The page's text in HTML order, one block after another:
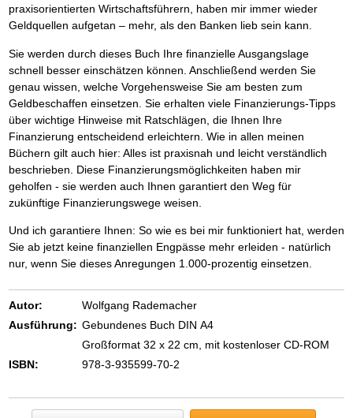
praxisorientierten Wirtschaftsführern, haben mir immer wieder
Geldquellen aufgetan – mehr, als den Banken lieb sein kann.
Sie werden durch dieses Buch Ihre finanzielle Ausgangslage
schnell besser einschätzen können. Anschließend werden Sie
genau wissen, welche Vorgehensweise Sie am besten zum
Geldbeschaffen einsetzen. Sie erhalten viele Finanzierungs-Tipps
über wichtige Hinweise mit Ratschlägen, die Ihnen Ihre
Finanzierung entscheidend erleichtern. Wie in allen meinen
Büchern gilt auch hier: Alles ist praxisnah und leicht verständlich
beschrieben. Diese Finanzierungsmöglichkeiten haben mir
geholfen - sie werden auch Ihnen garantiert den Weg für
zukünftige Finanzierungswege weisen.
Und ich garantiere Ihnen: So wie es bei mir funktioniert hat, werden
Sie ab jetzt keine finanziellen Engpässe mehr erleiden - natürlich
nur, wenn Sie dieses Anregungen 1.000-prozentig einsetzen.
Autor:
Wolfgang Rademacher
Ausführung: Gebundenes Buch DIN A4
Großformat 32 x 22 cm, mit kostenloser CD-ROM
ISBN:
978-3-935599-70-2